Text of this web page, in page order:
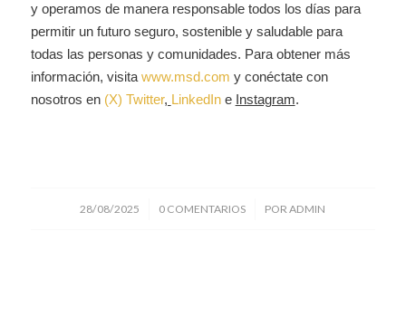
y operamos de manera responsable todos los días para
permitir un futuro seguro, sostenible y saludable para
todas las personas y comunidades. Para obtener más
información, visita www.msd.com y conéctate con
nosotros en (X) Twitter, LinkedIne Instagram.
28/08/2025
/ 0 COMENTARIOS
/ PORADMIN